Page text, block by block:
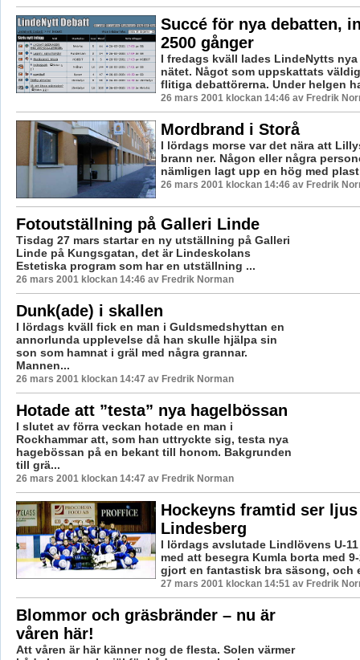
Succé för nya debatten,
2500 gånger
I fredags kväll lades LindeNytts
nätet. Något som uppskattats
flitiga debattörerna. Under helgen
26 mars 2001 klockan 14:46 av Fredrik
Mordbrand i Storå
I lördags morse var det nära att
brann ner. Någon eller några
nämligen lagt upp en hög med
26 mars 2001 klockan 14:46 av Fredrik
Fotoutställning på Galleri Linde
Tisdag 27 mars startar en ny utställning på Galleri
Linde på Kungsgatan, det är Lindeskolans
Estetiska program som har en utställning ...
26 mars 2001 klockan 14:46 av Fredrik Norman
Dunk(ade) i skallen
I lördags kväll fick en man i Guldsmedshyttan en
annorlunda upplevelse då han skulle hjälpa sin
son som hamnat i gräl med några grannar.
Mannen...
26 mars 2001 klockan 14:47 av Fredrik Norman
Hotade att ”testa” nya hagelbössan
I slutet av förra veckan hotade en man i
Rockhammar att, som han uttryckte sig, testa nya
hagebössan på en bekant till honom. Bakgrunden
till grä...
26 mars 2001 klockan 14:47 av Fredrik Norman
Hockeyns framtid ser
Lindesberg
I lördags avslutade Lindlövens U-
med att besegra Kumla borta med
gjort en fantastisk bra säsong, och
27 mars 2001 klockan 14:51 av Fredrik
Blommor och gräsbränder – nu är
våren här!
Att våren är här känner nog de flesta. Solen värmer